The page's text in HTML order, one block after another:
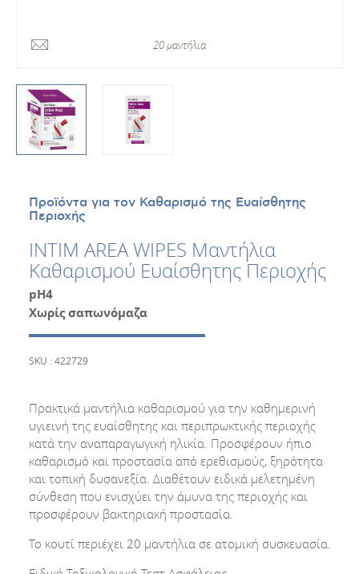
20 μαντήλια
Προϊόντα για τον Καθαρισμό της Ευαίσθητης
Περιοχής
INTIM AREA WIPES Μαντήλια
Καθαρισμού Ευαίσθητης Περιοχής
pH4
Χωρίς σαπωνόμαζα
SKU : 422729
Πρακτικά μαντήλια καθαρισμού για την καθημερινή
υγιεινή της ευαίσθητης και περιπρωκτικής περιοχής
κατά την αναπαραγωγική ηλικία. Προσφέρουν ήπιο
καθαρισμό και προστασία από ερεθισμούς, ξηρότητα
και τοπική δυσανεξία. Διαθέτουν ειδικά μελετημένη
σύνθεση που ενισχύει την άμυνα της περιοχής και
προσφέρουν βακτηριακή προστασία.
Το κουτί περιέχει 20 μαντήλια σε ατομική συσκευασία.